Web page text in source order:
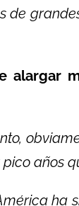
de
alargar
años
ha